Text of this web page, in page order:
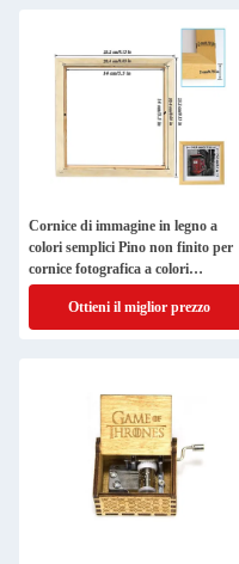
Cornice di immagine in legno a
colori semplici Pino non finito per
cornice fotografica a colori
personalizzata
Ottieni il miglior prezzo